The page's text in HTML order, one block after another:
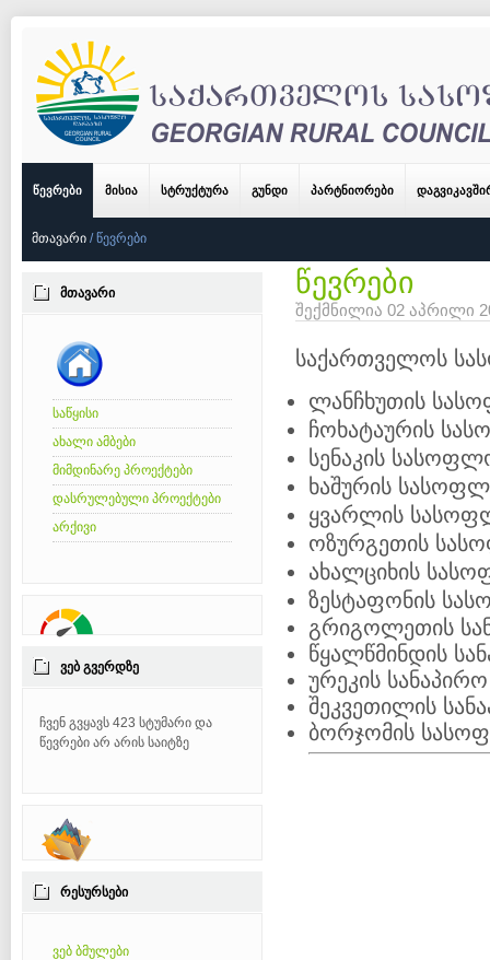
ᲬᲔᲕᲠᲔᲑᲘ ᲛᲘᲡᲘᲐ ᲡᲢᲠᲣᲥᲢᲣᲠᲐ ᲒᲣᲜᲓᲘ ᲞᲐᲠᲢᲜᲘᲝᲠᲔᲑᲘ
ᲛᲗᲐᲕᲐᲠᲘ /ᲬᲔᲕᲠᲔᲑᲘ
ᲛᲗᲐᲕᲐᲠᲘ
საწყისი
ახალი ამბები
მიმდინარე პროექტები
დასრულებული პროექტები
არქივი
ᲕᲔᲑ ᲒᲕᲔᲠᲓᲖᲔ
ჩვენ გვყავს 423 სტუმარი და
წევრები არ არის საიტზე
ᲠᲔᲡᲣᲠᲡᲔᲑᲘ
ვებ ბმულები
წევრები
შექმნილია 02 აპრილი
საქართველოს
ლანჩხუთის
ჩოხატაურის
სენაკის
ხაშურის
ყვარლის
ოზურგეთის
ახალციხის
ზესტაფონის
გრიგოლეთის
წყალწმინდის
ურეკის
შეკვეთილის
ბორჯომის